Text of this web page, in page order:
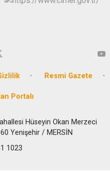
Resmi Gazete
Portalı
Hüseyin Okan Merzeci
Yenişehir / MERSİN
1023